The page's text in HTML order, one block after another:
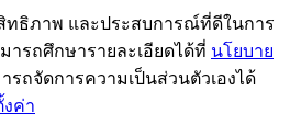
ทธิภาพ และประสบการณ์ที่ดีในการ
รถศึกษารายละเอียดได้ที่ นโยบาย
รถจัดการความเป็นส่วนตัวเองได้
งค่า